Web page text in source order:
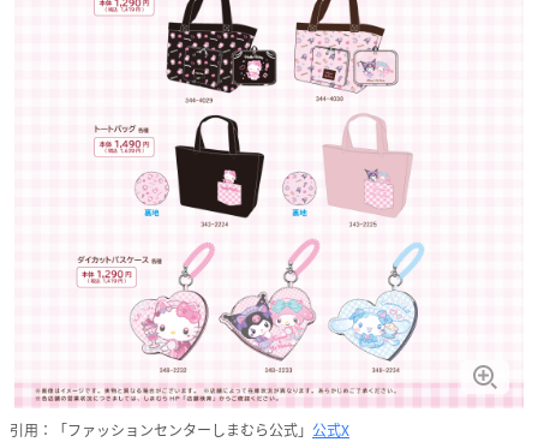
引用：「ファッションセンターしまむら公式」 公式X